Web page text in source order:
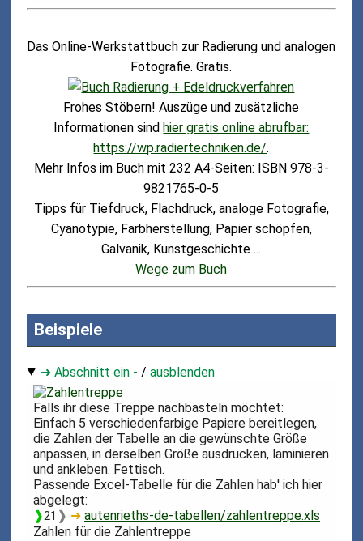
Das Online-Werkstattbuch zur Radierung und analogen
Fotografie. Gratis.
Frohes Stöbern! Auszüge und zusätzliche
Informationen sindhier gratis online abrufbar:
https://wp.radiertechniken.de/.
Mehr Infos im Buch mit 232 A4-Seiten: ISBN 978-3-
9821765-0-5
Tipps für Tiefdruck, Flachdruck, analoge Fotografie,
Cyanotypie, Farbherstellung, Papier schöpfen,
Galvanik, Kunstgeschichte ...
Wege zum Buch
Beispiele
➜ Abschnitt ein - /ausblenden
Falls ihr diese Treppe nachbasteln möchtet:
Einfach 5 verschiedenfarbige Papiere bereitlegen,
die Zahlen der Tabelle an die gewünschte Größe
anpassen, in derselben Größe ausdrucken, laminieren
und ankleben. Fettisch.
Passende Excel-Tabelle für die Zahlen hab' ich hier
abgelegt:
❱21 ❱ ➜autenrieths-de-tabellen/zahlentreppe.xls
Zahlen für die Zahlentreppe